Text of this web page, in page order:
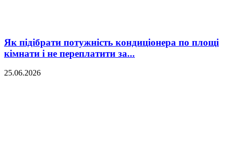
Як підібрати потужність кондиціонера по площі
кімнати і не переплатити за...
25.06.2026